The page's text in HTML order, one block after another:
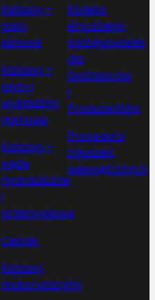
Katalog –
pasy
klinowe
Katalog –
płyty i
wykładziny
gumowe
Katalog –
węże
hydrauliczne
i
przemysłowe
Cennik
Katalog
motoryzacyjny
Kodeks
etycznego
postępowania
dla
Dostawców
i
Producentów
Procedura
zgłoszeń
wewnętrznych